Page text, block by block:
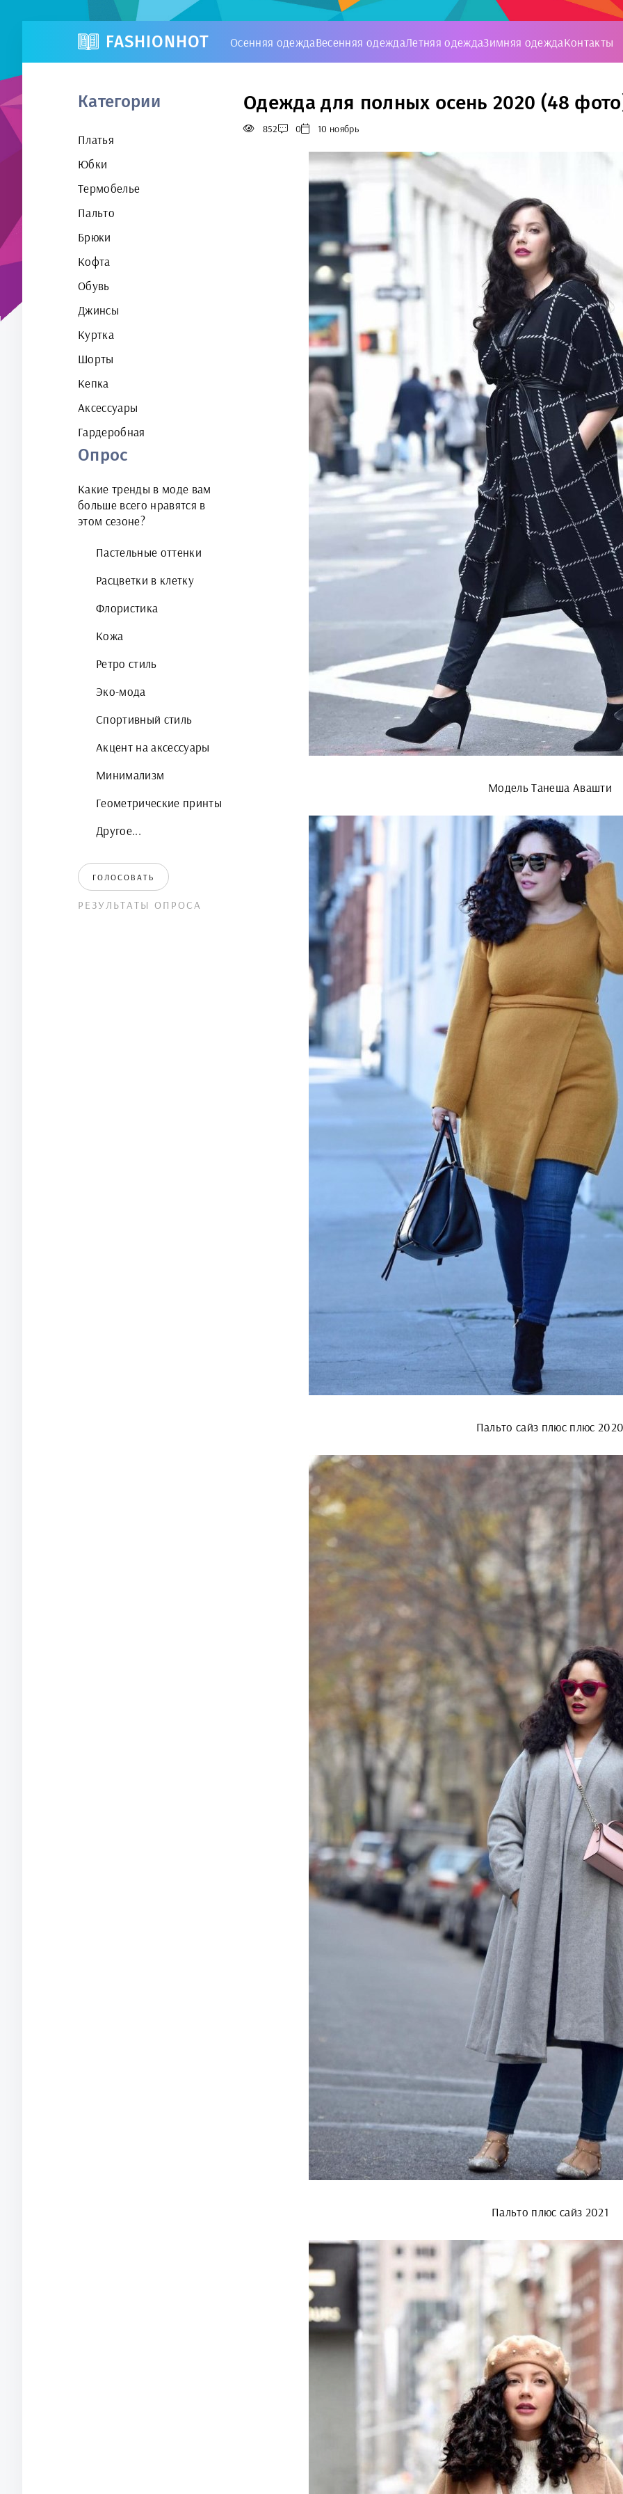
FASHIONHOT Осенняя одеждаВесенняя одеждаЛетняя одеждаЗимняя одеждаКонтакты
Категории
Платья
Юбки
Термобелье
Пальто
Брюки
Кофта
Обувь
Джинсы
Куртка
Шорты
Кепка
Аксессуары
Гардеробная
Опрос
Какие тренды в моде вам
больше всего нравятся в
этом сезоне?
Пастельные оттенки
Расцветки в клетку
Флористика
Кожа
Ретро стиль
Эко-мода
Спортивный стиль
Акцент на аксессуары
Минимализм
Геометрические принты
Другое...
ГОЛОСОВАТЬ
РЕЗУЛЬТАТЫ ОПРОСА
Одежда для полных осень 2020 (48
852 0 10 ноябрь
Модель Танеша Авашти
Пальто сайз плюс плюс
Пальто плюс сайз 2021